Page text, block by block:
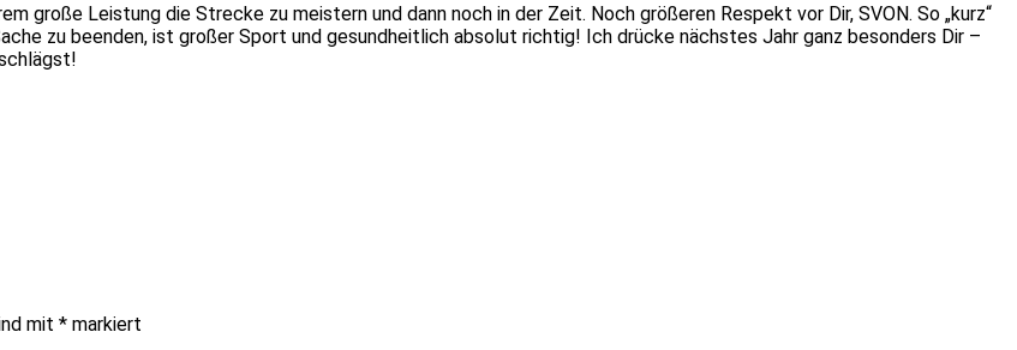
große Leistung die Strecke zu meistern und dann noch in der Zeit. Noch größeren Respekt vor Dir, SVON. So „kurz“
zu beenden, ist großer Sport und gesundheitlich absolut richtig! Ich drücke nächstes Jahr ganz besonders Dir –
mit * markiert